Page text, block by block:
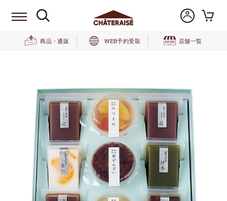
商品・通販 WEB予約受取 店舗一覧